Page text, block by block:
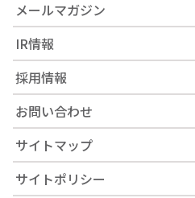
メールマガジン
IR情報
採用情報
お問い合わせ
サイトマップ
サイトポリシー